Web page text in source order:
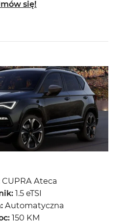
się!
CUPRA Ateca
1.5 eTSI
Automatyczna
150 KM